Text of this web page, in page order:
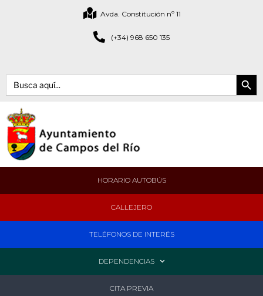
Avda. Constitución nº 11
(+34) 968 650 135
Buscar: Botón de
HORARIO AUTOBÚS
CALLEJERO
TELÉFONOS DE INTERÉS
DEPENDENCIAS
CITA PREVIA